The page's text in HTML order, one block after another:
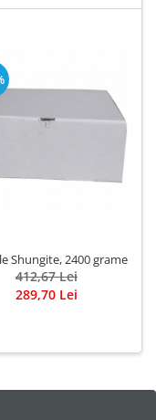
Shungite, 2400 grame
412,67 Lei
289,70 Lei